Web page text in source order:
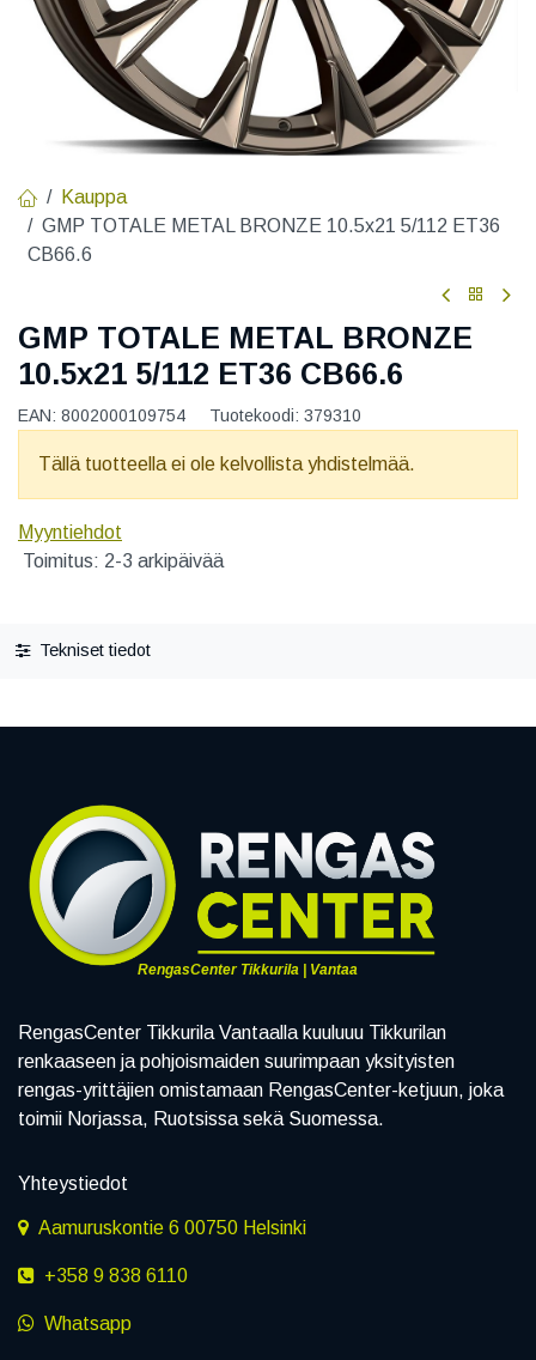
Kauppa
GMP TOTALE METAL BRONZE 10.5x21 5/112 ET36
CB66.6
GMP TOTALE METAL BRONZE
10.5x21 5/112 ET36 CB66.6
EAN: 8002000109754 Tuotekoodi: 379310
Tällä tuotteella ei ole kelvollista yhdistelmää.
Myyntiehdot
Toimitus: 2-3 arkipäivää
Tekniset tiedot
RengasCenter Tikkurila | Vantaa
RengasCenter Tikkurila Vantaalla kuuluuu Tikkurilan
renkaaseen ja pohjoismaiden suurimpaan yksityisten
rengas-yrittäjien omistamaan RengasCenter-ketjuun, joka
toimii Norjassa, Ruotsissa sekä Suomessa.
Yhteystiedot
Aamuruskontie 6 00750 Helsinki
+358 9 838 6110
Whatsapp